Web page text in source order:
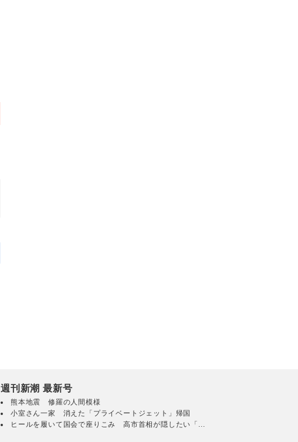
週刊新潮 最新号
熊本地震 修羅の人間模様
小室さん一家 消えた「プライベートジェット」帰国
ヒールを履いて国会で座りこみ 高市首相が隠したい「...